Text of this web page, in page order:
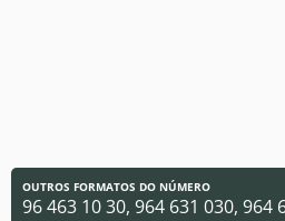
OUTROS FORMATOS DO NÚMERO
96 463 10 30, 964 631 030, 964